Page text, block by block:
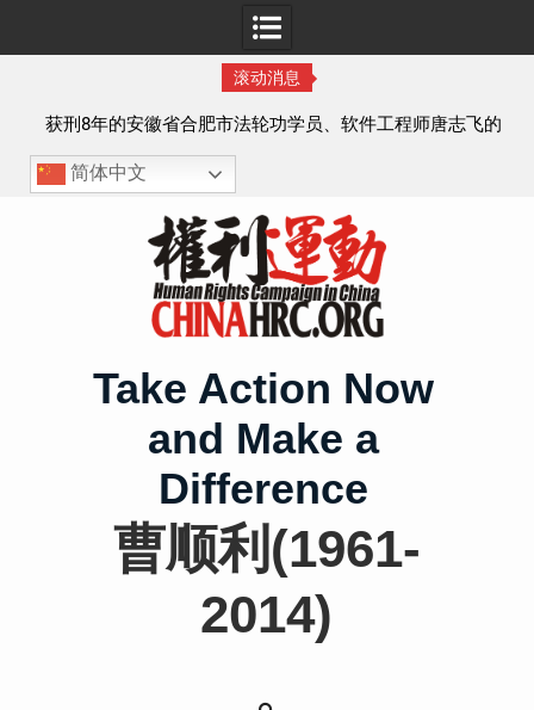
滚动消息
获刑8年的安徽省合肥市法轮功学员、软件工程师唐志飞的
案情及简历
简体中文
Take Action Now
and Make a
Difference
曹顺利(1961-
2014)